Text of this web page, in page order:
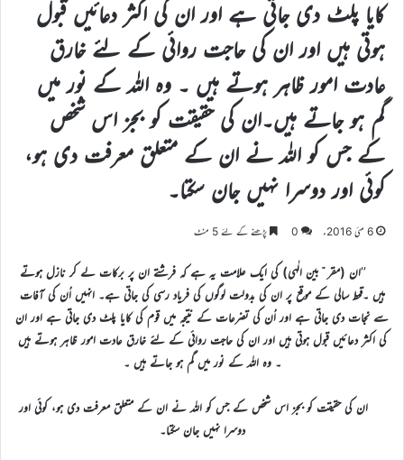
کایا پلٹ دی جاتی ہے اور ان کی اکثر دعائیں قبول
ہوتی ہیں اور ان کی حاجت روائی کے لئے خارق
عادت امور ظاہر ہوتے ہیں ۔ وہ اللہ کے نور میں
گم ہو جاتے ہیں۔ان کی حقیقت کو بجز اس شخص
کے جس کو اللہ نے ان کے متعلق معرفت دی ہو،
کوئی اور دوسرا نہیں جان سکتا۔
6 مئی 2016ء 0 پڑھنے کے لئے 5 منٹ
’’ان (مقر ّبین الٰہی) کی ایک علامت یہ ہے کہ فرشتے ان پر برکات لے کر نازل ہوتے
ہیں ۔قحط سالی کے موقع پر ان کی بدولت لوگوں کی فریاد رسی کی جاتی ہے۔ انہیں اُن کی آفات
سے نجات دی جاتی ہے اور اُن کی تضرعات کے نتیجہ میں قوم کی کایا پلٹ دی جاتی ہے اور ان
کی اکثر دعائیں قبول ہوتی ہیں اور ان کی حاجت روائی کے لئے خارق عادت امور ظاہر ہوتے ہیں
۔ وہ اللہ کے نور میں گم ہو جاتے ہیں ۔
ان کی حقیقت کو بجز اس شخص کے جس کو اللہ نے ان کے متعلق معرفت دی ہو، کوئی اور
دوسرا نہیں جان سکتا۔